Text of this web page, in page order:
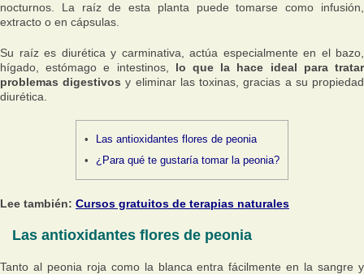
nocturnos. La raíz de esta planta puede tomarse como infusión,
extracto o en cápsulas.
Su raíz es diurética y carminativa, actúa especialmente en el bazo,
hígado, estómago e intestinos, lo que la hace ideal para tratar
problemas digestivos y eliminar las toxinas, gracias a su propiedad
diurética.
Las antioxidantes flores de peonia
¿Para qué te gustaría tomar la peonia?
Lee también: Cursos gratuitos de terapias naturales
Las antioxidantes flores de peonia
Tanto al peonia roja como la blanca entra fácilmente en la sangre y